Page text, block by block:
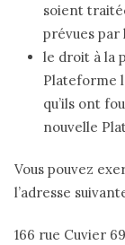
soient
prévues par
le droit à la
Plateforme
qu’ils ont
nouvelle
Vous pouvez
l’adresse
166 rue Cuvier